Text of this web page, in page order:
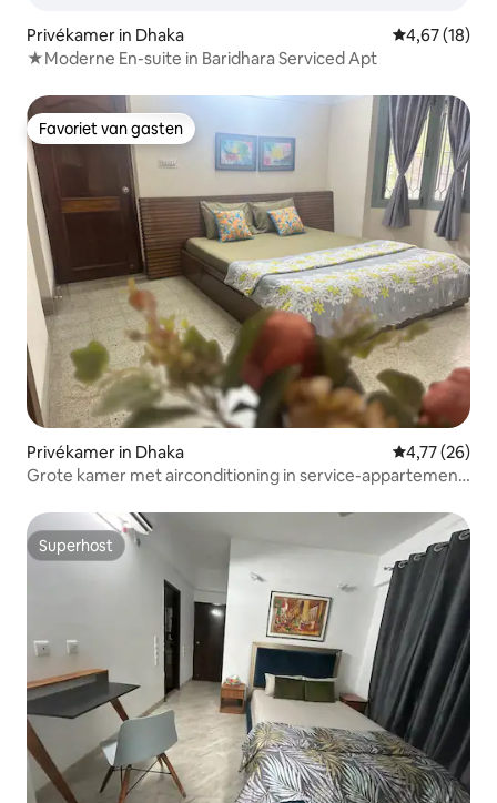
Privékamer in Dhaka Gemiddelde
4,67 (18)
★Moderne En-suite in Baridhara Serviced Apt
Favoriet van gasten
Favoriet van gasten
Privékamer in Dhaka Gemiddelde
4,77 (26)
Grote kamer met airconditioning in service-appartement
Superhost
Superhost